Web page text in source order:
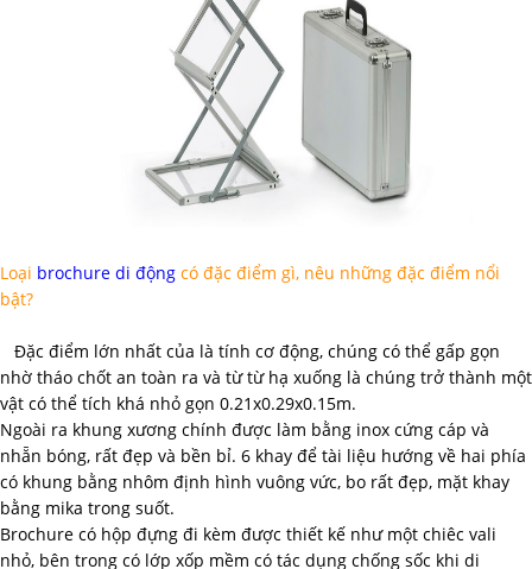
Loại brochure di động có đặc điểm gì, nêu những đặc điểm nổi
bật?
Đặc điểm lớn nhất của là tính cơ động, chúng có thể gấp gọn
nhờ tháo chốt an toàn ra và từ từ hạ xuống là chúng trở thành một
vật có thể tích khá nhỏ gọn 0.21x0.29x0.15m.
Ngoài ra khung xương chính được làm bằng inox cứng cáp và
nhẵn bóng, rất đẹp và bền bỉ. 6 khay để tài liệu hướng về hai phía
có khung bằng nhôm định hình vuông vức, bo rất đẹp, mặt khay
bằng mika trong suốt.
Brochure có hộp đựng đi kèm được thiết kế như một chiêc vali
nhỏ, bên trong có lớp xốp mềm có tác dụng chống sốc khi di